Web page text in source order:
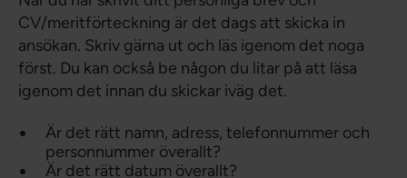
CV/meritförteckning är det dags att skicka in
ansökan. Skriv gärna ut och läs igenom det noga
först. Du kan också be någon du litar på att läsa
igenom det innan du skickar iväg det.
Är det rätt namn, adress, telefonnummer och
personnummer överallt?
Är det rätt datum överallt?